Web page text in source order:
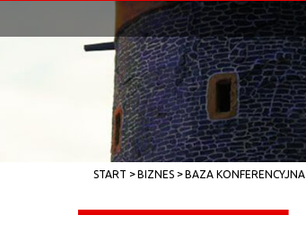
START BIZNES BAZA KONFERENCYJNA